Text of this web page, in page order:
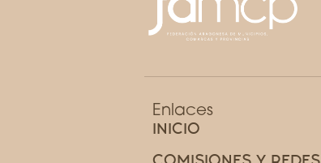
Enlaces
INICIO